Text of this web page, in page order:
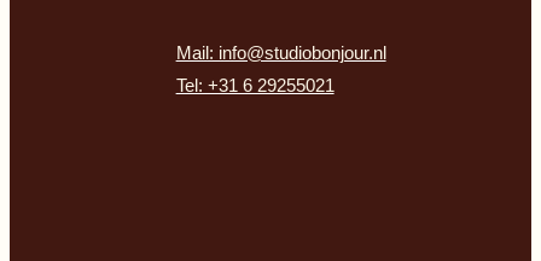
Mail: info@studiobonjour.nl
Tel: +31 6 29255021